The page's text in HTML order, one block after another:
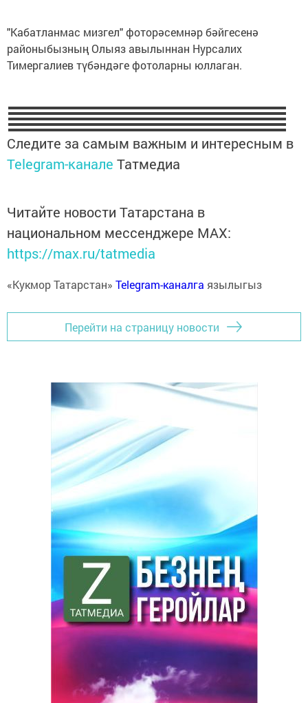
"Кабатланмас мизгел" фоторәсемнәр бәйгесенә
районыбызның Олыяз авылыннан Нурсалих
Тимергалиев түбәндәге фотоларны юллаган.
Следите за самым важным и интересным в
Telegram-канале Татмедиа
Читайте новости Татарстана в
национальном мессенджере MАХ:
https://max.ru/tatmedia
«Кукмор Татарстан» Telegram-каналга язылыгыз
Перейти на страницу новости